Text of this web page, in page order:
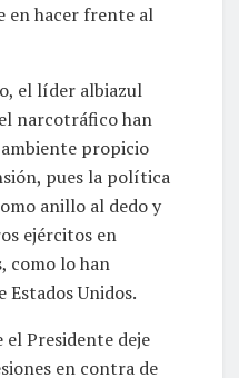
en hacer frente al
el líder albiazul
narcotráfico han
propicio
pues la política
anillo al dedo y
ejércitos en
como lo han
Unidos.
el Presidente deje
en contra de